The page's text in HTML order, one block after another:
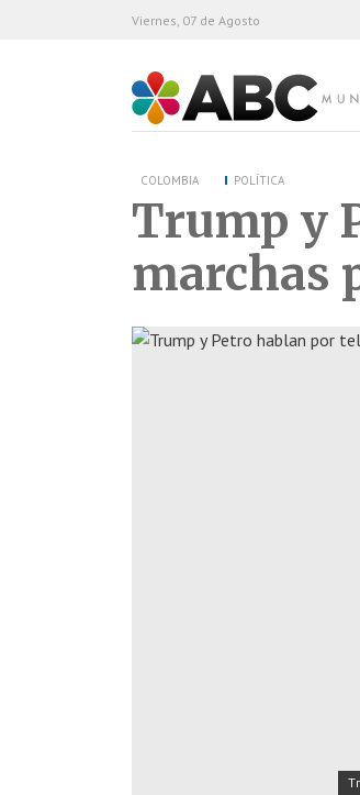
ABC Mundial
Viernes, 07 de Agosto
COLOMBIA POLÍTICA
Trump y
marchas